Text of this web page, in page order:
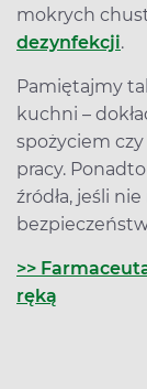
mokrych
dezynfekcji.
Pamiętajmy
kuchni –
spożyciem
pracy.
źródła, jeśli
>>
ręką